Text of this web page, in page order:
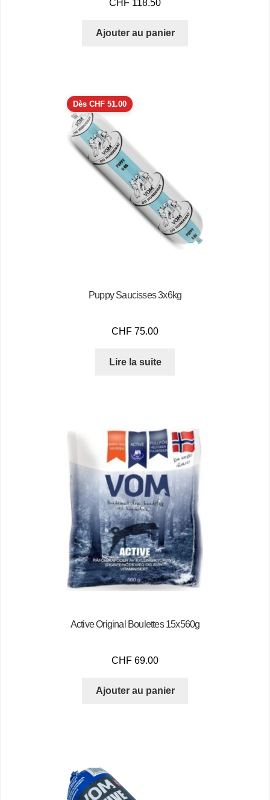
CHF 118.50
Ajouter au panier
Dès CHF 51.00
Puppy Saucisses 3x6kg
CHF 75.00
Lire la suite
Active Original Boulettes 15x560g
CHF 69.00
Ajouter au panier